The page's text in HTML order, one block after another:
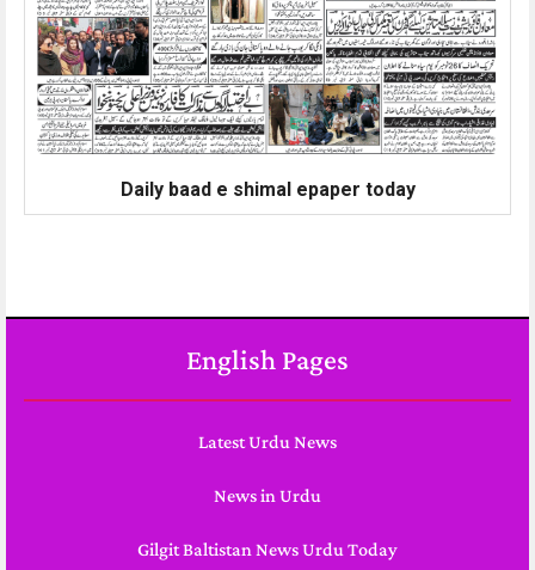
Daily baad e shimal epaper today
English Pages
Latest Urdu News
News in Urdu
Gilgit Baltistan News Urdu Today